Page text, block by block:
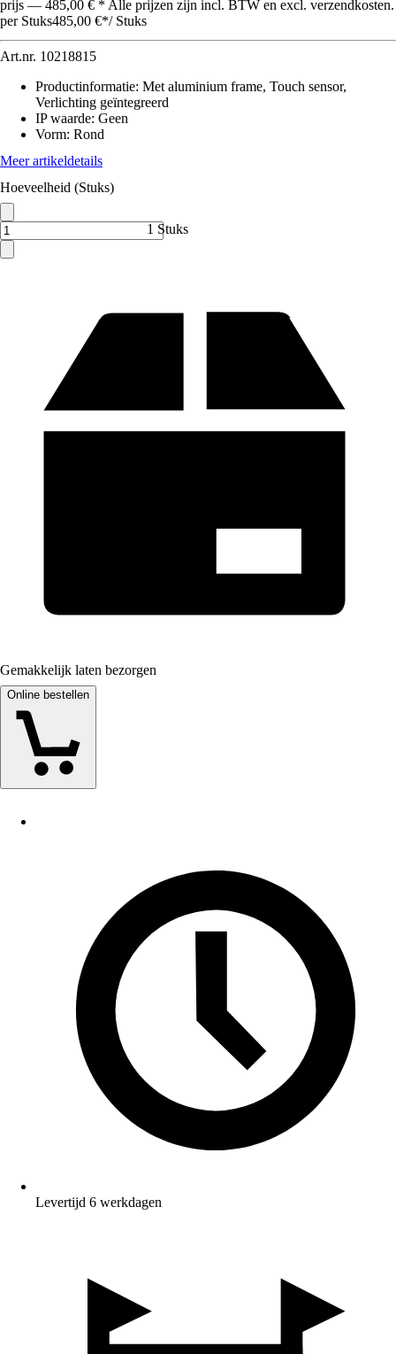
prijs — 485,00 € * Alle prijzen zijn incl. BTW en excl. verzendkosten.
per Stuks485,00 €*/ Stuks
Art.nr. 10218815
Productinformatie: Met aluminium frame, Touch sensor,
Verlichting geïntegreerd
IP waarde: Geen
Vorm: Rond
Meer artikeldetails
Hoeveelheid (Stuks)
1 Stuks
Gemakkelijk laten bezorgen
Online bestellen
Levertijd 6 werkdagen